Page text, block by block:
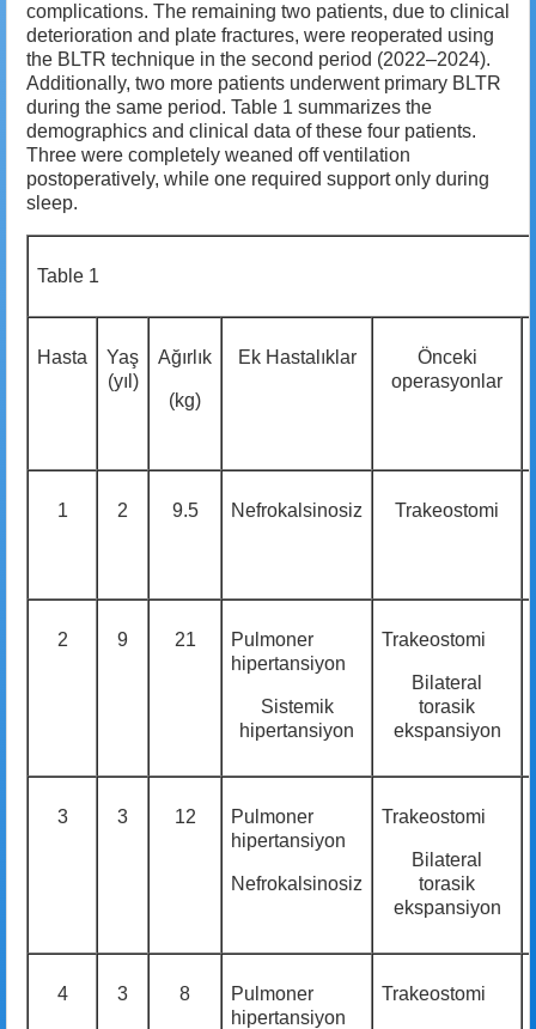
complications. The remaining two patients, due to clinical
deterioration and plate fractures, were reoperated using
the BLTR technique in the second period (2022–2024).
Additionally, two more patients underwent primary BLTR
during the same period. Table 1 summarizes the
demographics and clinical data of these four patients.
Three were completely weaned off ventilation
postoperatively, while one required support only during
sleep.
Table 1
Hasta
Yaş
(yıl)
Ağırlık
(kg)
Ek Hastalıklar
Önceki
operasyonlar
1 2 9.5 Nefrokalsinosiz Trakeostomi
2 9 21
Pulmoner
hipertansiyon
Sistemik
hipertansiyon
Trakeostomi
Bilateral
torasik
ekspansiyon
3 3 12
Pulmoner
hipertansiyon
Nefrokalsinosiz
Trakeostomi
Bilateral
torasik
ekspansiyon
4 3 8
Pulmoner
hipertansiyon
Trakeostomi